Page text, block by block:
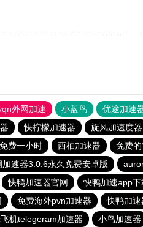
外网加速 小蓝鸟 优途加速
快柠檬加速器 旋风加速度器
费一小时 西柚加速器 免费
加速器3.0.6永久免费安卓版
快鸭加速器官网 快鸭加速app下
免费海外pvn加速器 快鸭加
机telegeram加速器 小鸟加速器